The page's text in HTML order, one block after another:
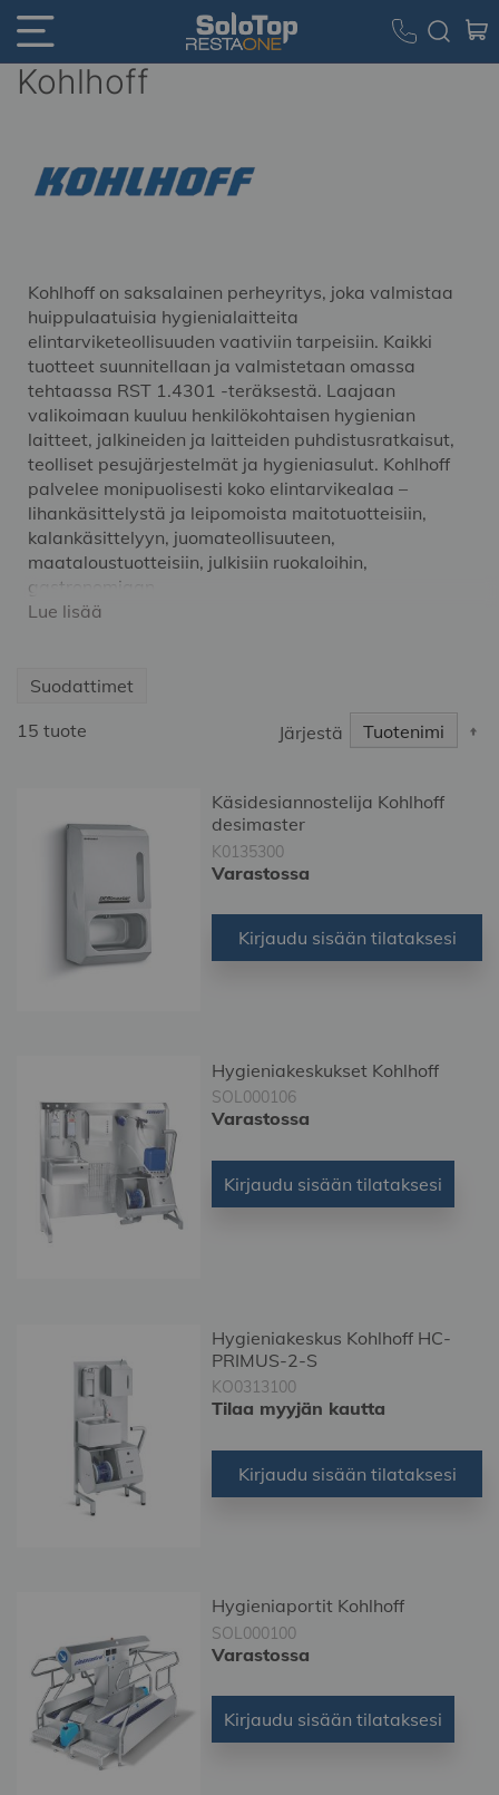
Kohlhoff
Kohlhoff on saksalainen perheyritys, joka valmistaa
huippulaatuisia hygienialaitteita
elintarviketeollisuuden vaativiin tarpeisiin. Kaikki
tuotteet suunnitellaan ja valmistetaan omassa
tehtaassa RST 1.4301 -teräksestä. Laajaan
valikoimaan kuuluu henkilökohtaisen hygienian
laitteet, jalkineiden ja laitteiden puhdistusratkaisut,
teolliset pesujärjestelmät ja hygieniasulut. Kohlhoff
palvelee monipuolisesti koko elintarvikealaa –
lihankäsittelystä ja leipomoista maitotuotteisiin,
kalankäsittelyyn, juomateollisuuteen,
maataloustuotteisiin, julkisiin ruokaloihin,
gastronomiaan
Lue lisää
15 tuote Järjestä
Käsidesiannostelija Kohlhoff
desimaster
K0135300
Varastossa
Kirjaudu sisään tilataksesi
Hygieniakeskukset Kohlhoff
SOL000106
Varastossa
Kirjaudu sisään tilataksesi
Hygieniakeskus Kohlhoff HC-
PRIMUS-2-S
KO0313100
Tilaa myyjän kautta
Kirjaudu sisään tilataksesi
Hygieniaportit Kohlhoff
SOL000100
Varastossa
Kirjaudu sisään tilataksesi
Suodattimet